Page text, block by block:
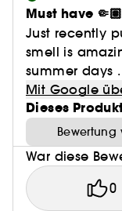
Must have
Just recently
smell is
summer days .
Mit Google
Dieses
War diese
0